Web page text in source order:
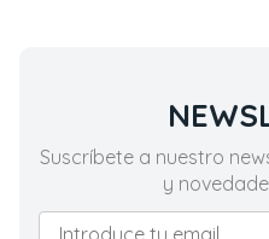
Suscríbete a nuestro
y